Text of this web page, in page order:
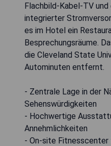
Flachbild-Kabel-TV
integrierter
es im Hotel ein
Besprechungsräume.
die Cleveland State
Autominuten entfernt.
- Zentrale Lage in der
Sehenswürdigkeiten
- Hochwertige
Annehmlichkeiten
- On-site